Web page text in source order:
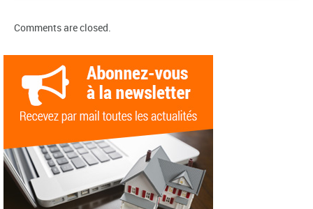
Comments are closed.